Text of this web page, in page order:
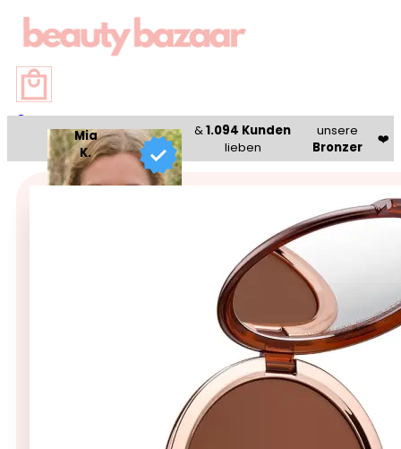
0
Mia
K.
&1.094 Kunden
lieben
unsere
Bronzer
❤️
Estée Lauder Bronze